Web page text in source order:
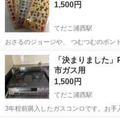
1,500円
てだこ浦西駅
おさるのジョージや、 つむつむのボンドロシール 4枚
になります🙇‍♀️ 3Nでお願いします
沖縄 沖縄市 てだこ浦西駅
おさるのジョージ
「決まりました
市ガス用
1,500円
てだこ浦西駅
3年程前購入したガスコンロです。お手
りますが綺麗な方だと思います_(._.)_